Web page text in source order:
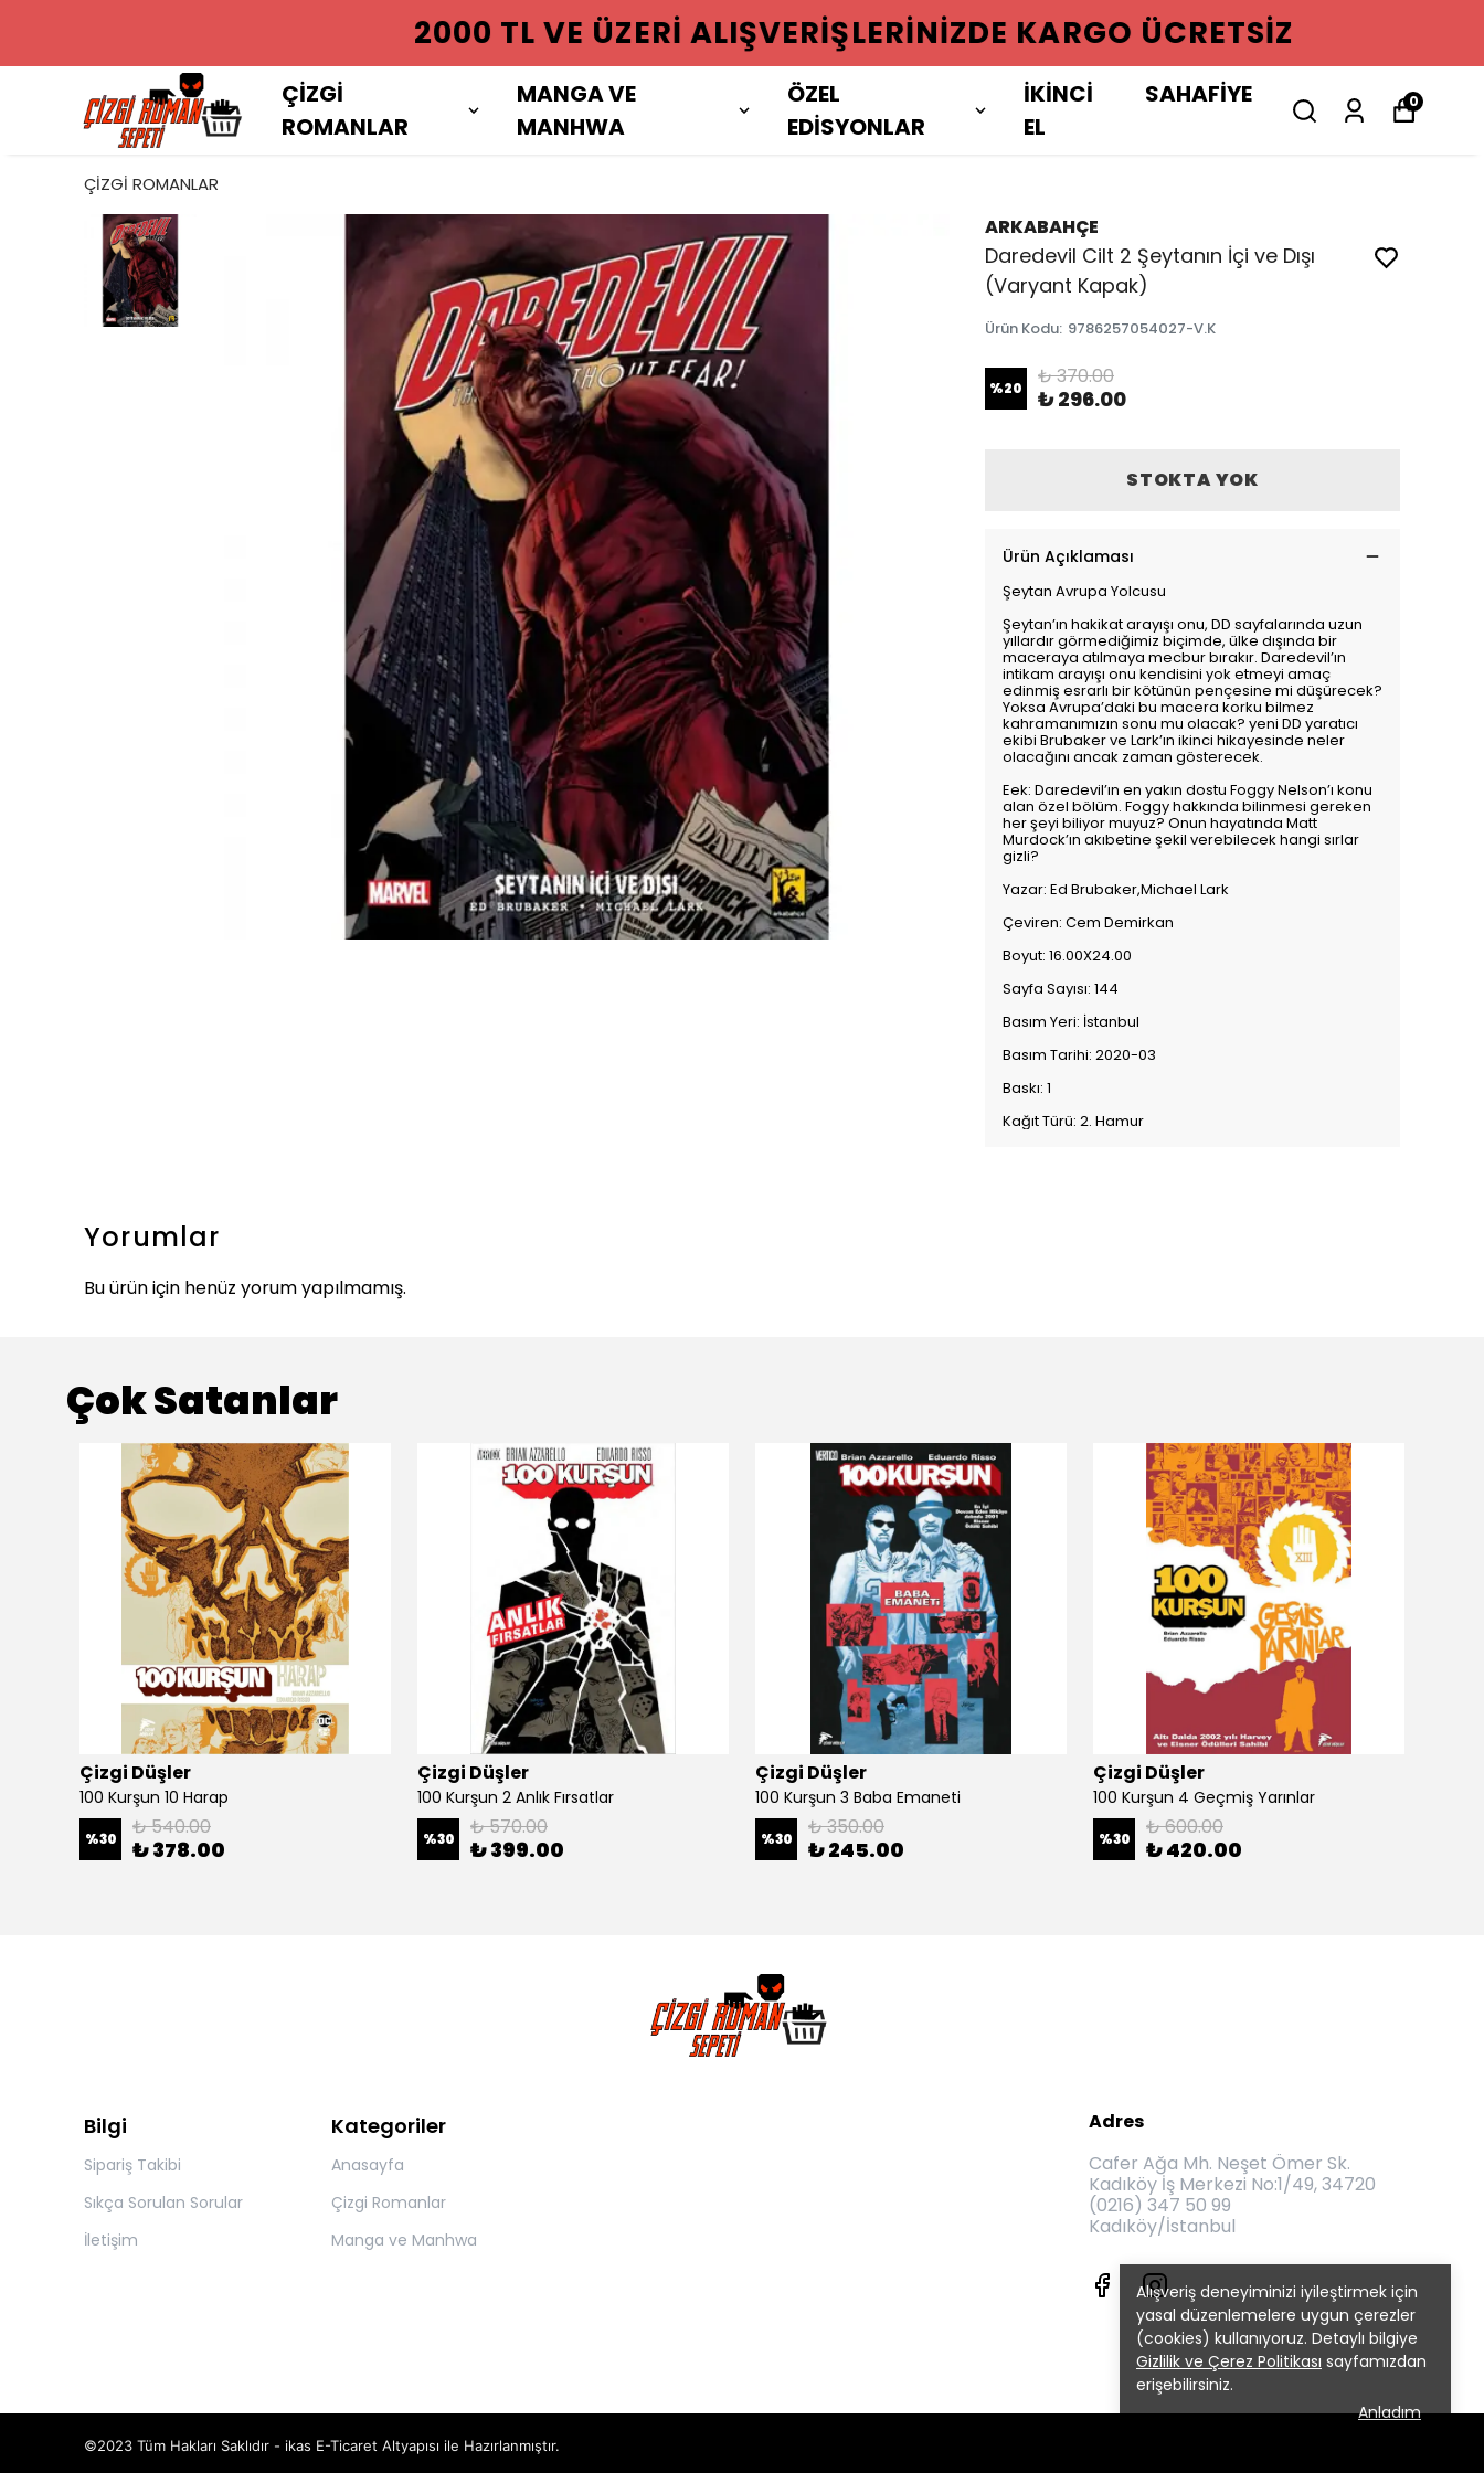
2000 TL VE ÜZERI ALIŞVERIŞLERINIZDE KARGO ÜCRETSIZ
ÇİZGİ
ROMANLAR
MANGA VE
MANHWA
ÖZEL
EDİSYONLAR
İKİNCİ
EL
SAHAFİYE 0
Alışveriş deneyiminizi iyileştirmek için
yasal düzenlemelere uygun çerezler
(cookies) kullanıyoruz. Detaylı bilgiye
Gizlilik ve Çerez Politikası sayfamızdan
erişebilirsiniz.
Anladım
ÇİZGİ ROMANLAR
ARKABAHÇE
Daredevil Cilt 2 Şeytanın İçi ve Dışı
(Varyant Kapak)
Ürün Kodu: 9786257054027-V.K
%20 ₺ 370.00
₺ 296.00
STOKTA YOK
Ürün Açıklaması
Şeytan Avrupa Yolcusu
Şeytan’ın hakikat arayışı onu, DD sayfalarında uzun
yıllardır görmediğimiz biçimde, ülke dışında bir
maceraya atılmaya mecbur bırakır. Daredevil’ın
intikam arayışı onu kendisini yok etmeyi amaç
edinmiş esrarlı bir kötünün pençesine mi düşürecek?
Yoksa Avrupa’daki bu macera korku bilmez
kahramanımızın sonu mu olacak? yeni DD yaratıcı
ekibi Brubaker ve Lark’ın ikinci hikayesinde neler
olacağını ancak zaman gösterecek.
Eek: Daredevil’ın en yakın dostu Foggy Nelson’ı konu
alan özel bölüm. Foggy hakkında bilinmesi gereken
her şeyi biliyor muyuz? Onun hayatında Matt
Murdock’ın akıbetine şekil verebilecek hangi sırlar
gizli?
Yazar: Ed Brubaker,Michael Lark
Çeviren: Cem Demirkan
Boyut: 16.00X24.00
Sayfa Sayısı: 144
Basım Yeri: İstanbul
Basım Tarihi: 2020-03
Baskı: 1
Kağıt Türü: 2. Hamur
Yorumlar
Bu ürün için henüz yorum yapılmamış.
Çok Satanlar
Çizgi Düşler
100 Kurşun 10 Harap
%30 ₺ 540.00
₺ 378.00
Çizgi Düşler
100 Kurşun 2 Anlık Fırsatlar
%30 ₺ 570.00
₺ 399.00
Çizgi Düşler
100 Kurşun 3 Baba Emaneti
%30 ₺ 350.00
₺ 245.00
Çizgi Düşler
100 Kurşun 4 Geçmiş Yarınlar
%30 ₺ 600.00
₺ 420.00
Bilgi
Sipariş Takibi
Sıkça Sorulan Sorular
İletişim
Kategoriler
Anasayfa
Çizgi Romanlar
Manga ve Manhwa
Adres
Cafer Ağa Mh. Neşet Ömer Sk.
Kadıköy İş Merkezi No:1/49, 34720
(0216) 347 50 99
Kadıköy/İstanbul
©2023 Tüm Hakları Saklıdır - ikas E-Ticaret Altyapısı ile Hazırlanmıştır.